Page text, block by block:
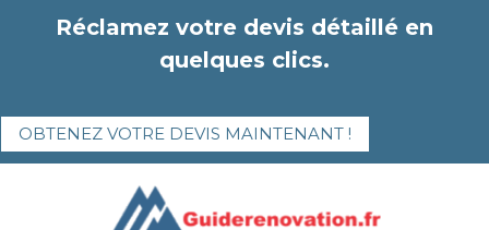
Réclamez votre devis détaillé en
quelques clics.
OBTENEZ VOTRE DEVIS MAINTENANT !